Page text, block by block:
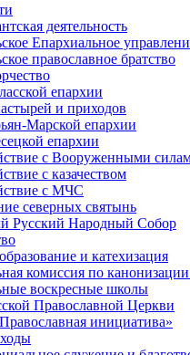
деятельность
Епархиальное
православное братство
епархии
и приходов
Марской епархии
епархии
с Вооруженными
с казачеством
с МЧС
северных святынь
Русский Народный Собор
и катехизация
комиссия по
воскресные школы
Православной Церкви
инициатива»